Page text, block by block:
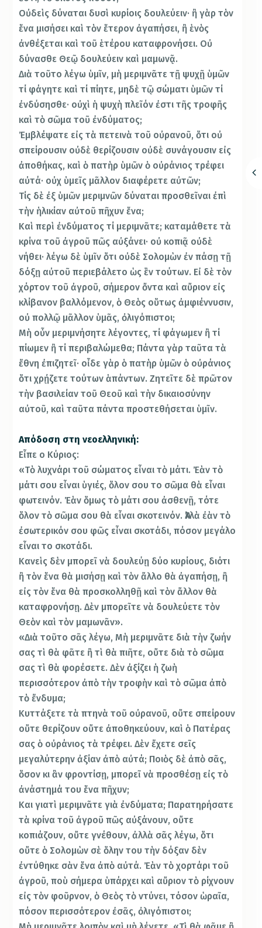
Οὐδεὶς δύναται δυσὶ κυρίοις δουλεύειν· ἢ γὰρ τὸν
ἕνα μισήσει καὶ τὸν ἕτερον ἀγαπήσει, ἢ ἑνὸς
ἀνθέξεται καὶ τοῦ ἑτέρου καταφρονήσει. Οὐ
δύνασθε Θεῷ δουλεύειν καὶ μαμωνᾷ.
Διὰ τοῦτο λέγω ὑμῖν, μὴ μεριμνᾶτε τῇ ψυχῇ ὑμῶν
τί φάγητε καὶ τί πίητε, μηδὲ τῷ σώματι ὑμῶν τί
ἐνδύσησθε· οὐχὶ ἡ ψυχὴ πλεῖόν ἐστι τῆς τροφῆς
καὶ τὸ σῶμα τοῦ ἐνδύματος;
Ἐμβλέψατε εἰς τὰ πετεινὰ τοῦ οὐρανοῦ, ὅτι οὐ
σπείρουσιν οὐδὲ θερίζουσιν οὐδὲ συνάγουσιν εἰς
ἀποθήκας, καὶ ὁ πατὴρ ὑμῶν ὁ οὐράνιος τρέφει
αὐτά· οὐχ ὑμεῖς μᾶλλον διαφέρετε αὐτῶν;
Τίς δὲ ἐξ ὑμῶν μεριμνῶν δύναται προσθεῖναι ἐπὶ
τὴν ἡλικίαν αὐτοῦ πῆχυν ἕνα;
Καὶ περὶ ἐνδύματος τί μεριμνᾶτε; καταμάθετε τὰ
κρίνα τοῦ ἀγροῦ πῶς αὐξάνει· οὐ κοπιᾷ οὐδὲ
νήθει· λέγω δὲ ὑμῖν ὅτι οὐδὲ Σολομὼν ἐν πάσῃ τῇ
δόξῃ αὐτοῦ περιεβάλετο ὡς ἓν τούτων. Εἰ δὲ τὸν
χόρτον τοῦ ἀγροῦ, σήμερον ὄντα καὶ αὔριον εἰς
κλίβανον βαλλόμενον, ὁ Θεὸς οὕτως ἀμφιέννυσιν,
οὐ πολλῷ μᾶλλον ὑμᾶς, ὀλιγόπιστοι;
Μὴ οὖν μεριμνήσητε λέγοντες, τί φάγωμεν ἢ τί
πίωμεν ἢ τί περιβαλώμεθα; Πάντα γὰρ ταῦτα τὰ
ἔθνη ἐπιζητεῖ· οἶδε γὰρ ὁ πατὴρ ὑμῶν ὁ οὐράνιος
ὅτι χρῄζετε τούτων ἁπάντων. Ζητεῖτε δὲ πρῶτον
τὴν βασιλείαν τοῦ Θεοῦ καὶ τὴν δικαιοσύνην
αὐτοῦ, καὶ ταῦτα πάντα προστεθήσεται ὑμῖν.
Απόδοση στη νεοελληνική:
Εἶπε ο Κύριος:
«Τὸ λυχνάρι τοῦ σώματος εἶναι τὸ μάτι. Ἐὰν τὸ
μάτι σου εἶναι ὑγιές, ὅλον σου το σῶμα θὰ εἶναι
φωτεινόν. Ἐὰν ὅμως τὸ μάτι σου ἀσθενῇ, τότε
ὅλον τὸ σῶμα σου θὰ εἶναι σκοτεινόν. Ἀλλὰ ἐὰν τὸ
ἐσωτερικόν σου φῶς εἶναι σκοτάδι, πόσον μεγάλο
εἶναι το σκοτάδι.
Κανεὶς δὲν μπορεῖ νὰ δουλεύῃ δύο κυρίους, διότι
ἢ τὸν ἕνα θὰ μισήσῃ καὶ τὸν ἄλλο θὰ ἀγαπήσῃ, ἢ
εἰς τὸν ἕνα θὰ προσκολληθῇ καὶ τὸν ἄλλον θὰ
καταφρονήσῃ. Δὲν μπορεῖτε νὰ δουλεύετε τὸν
Θεὸν καὶ τὸν μαμωνᾶν».
«Διὰ τοῦτο σᾶς λέγω, Μὴ μεριμνᾶτε διὰ τὴν ζωήν
σας τὶ θὰ φᾶτε ἢ τὶ θὰ πιῆτε, οὔτε διὰ τὸ σῶμα
σας τὶ θὰ φορέσετε. Δὲν ἀξίζει ἡ ζωὴ
περισσότερον ἀπὸ τὴν τροφὴν καὶ τὸ σῶμα ἀπὸ
τὸ ἔνδυμα;
Κυττάξετε τὰ πτηνὰ τοῦ οὐρανοῦ, οὔτε σπείρουν
οὔτε θερίζουν οὔτε ἀποθηκεύουν, καὶ ὁ Πατέρας
σας ὁ οὐράνιος τὰ τρέφει. Δὲν ἔχετε σεῖς
μεγαλύτερην ἀξίαν ἀπὸ αὐτά; Ποιὸς δὲ ἀπὸ σᾶς,
ὅσον κι ἂν φροντίσῃ, μπορεῖ νὰ προσθέσῃ εἰς τὸ
ἀνάστημά του ἕνα πῆχυν;
Και γιατὶ μεριμνᾶτε γιὰ ἐνδύματα; Παρατηρήσατε
τὰ κρίνα τοῦ ἀγροῦ πῶς αὐξάνουν, οὔτε
κοπιάζουν, οὔτε γνέθουν, ἀλλὰ σᾶς λέγω, ὅτι
οὔτε ὁ Σολομὼν σὲ ὅλην του τὴν δόξαν δὲν
ἐντύθηκε σὰν ἕνα ἀπὸ αὐτά. Ἐὰν τὸ χορτάρι τοῦ
ἀγροῦ, ποὺ σήμερα ὑπάρχει καὶ αὔριον τὸ ρίχνουν
εἰς τὸν φοῦρνον, ὁ Θεὸς τὸ ντύνει, τόσον ὡραῖα,
πόσον περισσότερον ἐσᾶς, ὀλιγόπιστοι;